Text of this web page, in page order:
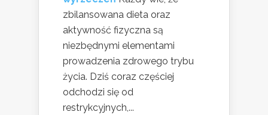
zbilansowana dieta oraz
aktywność fizyczna są
niezbędnymi elementami
prowadzenia zdrowego trybu
życia. Dziś coraz częściej
odchodzi się od
restrykcyjnych,...